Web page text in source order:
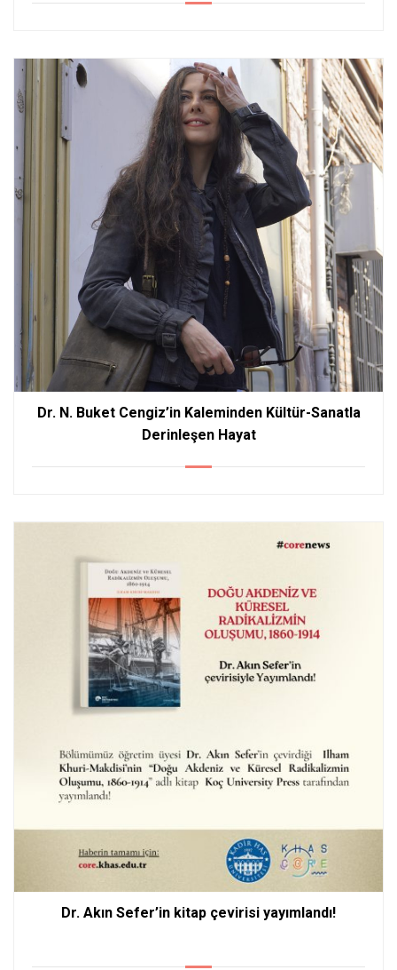
Dr. N. Buket Cengiz’in Kaleminden Kültür-Sanatla
Derinleşen Hayat
Dr. Akın Sefer’in kitap çevirisi yayımlandı!